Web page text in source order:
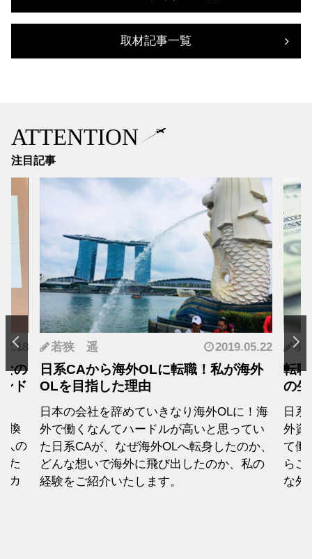
取材記事一覧
ATTENTION
注目記事
の
ド
換
人の
た
カ
若狭 遥 2019.05.22
日系CAから海外OLに転職！私が海外
OLを目指した理由
日本の会社を辞めていきなり海外OLに！海
外で働くなんてハードルが高いと思ってい
た日系CAが、なぜ海外OLへ転身したのか、
どんな想いで海外に飛び出したのか、私の
経験をご紹介いたします。
羽
転
の
日
外資
て働
らこ
な外